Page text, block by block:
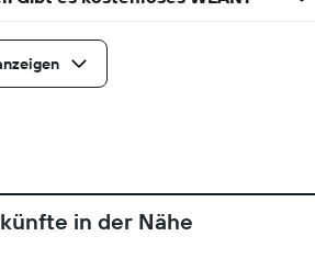
in der Nähe